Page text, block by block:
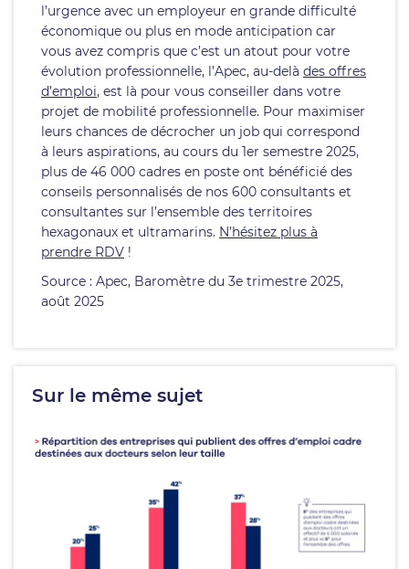
l’urgence avec un employeur en grande difficulté
économique ou plus en mode anticipation car
vous avez compris que c’est un atout pour votre
évolution professionnelle, l’Apec, au-delà des offres
d’emploi, est là pour vous conseiller dans votre
projet de mobilité professionnelle. Pour maximiser
leurs chances de décrocher un job qui correspond
à leurs aspirations, au cours du 1er semestre 2025,
plus de 46 000 cadres en poste ont bénéficié des
conseils personnalisés de nos 600 consultants et
consultantes sur l’ensemble des territoires
hexagonaux et ultramarins. N’hésitez plus à
prendre RDV !
Source : Apec, Baromètre du 3e trimestre 2025,
août 2025
Sur le même sujet